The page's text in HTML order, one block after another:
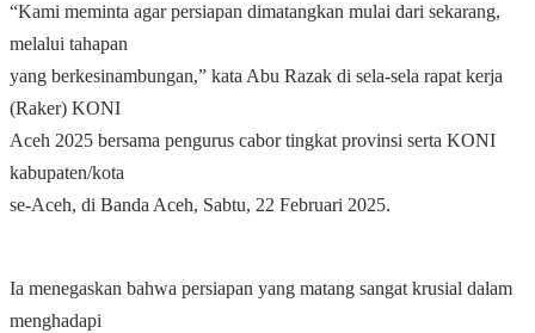
“Kami meminta agar persiapan dimatangkan mulai dari sekarang,
melalui tahapan
yang berkesinambungan,” kata Abu Razak di sela-sela rapat kerja
(Raker) KONI
Aceh 2025 bersama pengurus cabor tingkat provinsi serta KONI
kabupaten/kota
se-Aceh, di Banda Aceh, Sabtu, 22 Februari 2025.
Ia menegaskan bahwa persiapan yang matang sangat krusial dalam
menghadapi